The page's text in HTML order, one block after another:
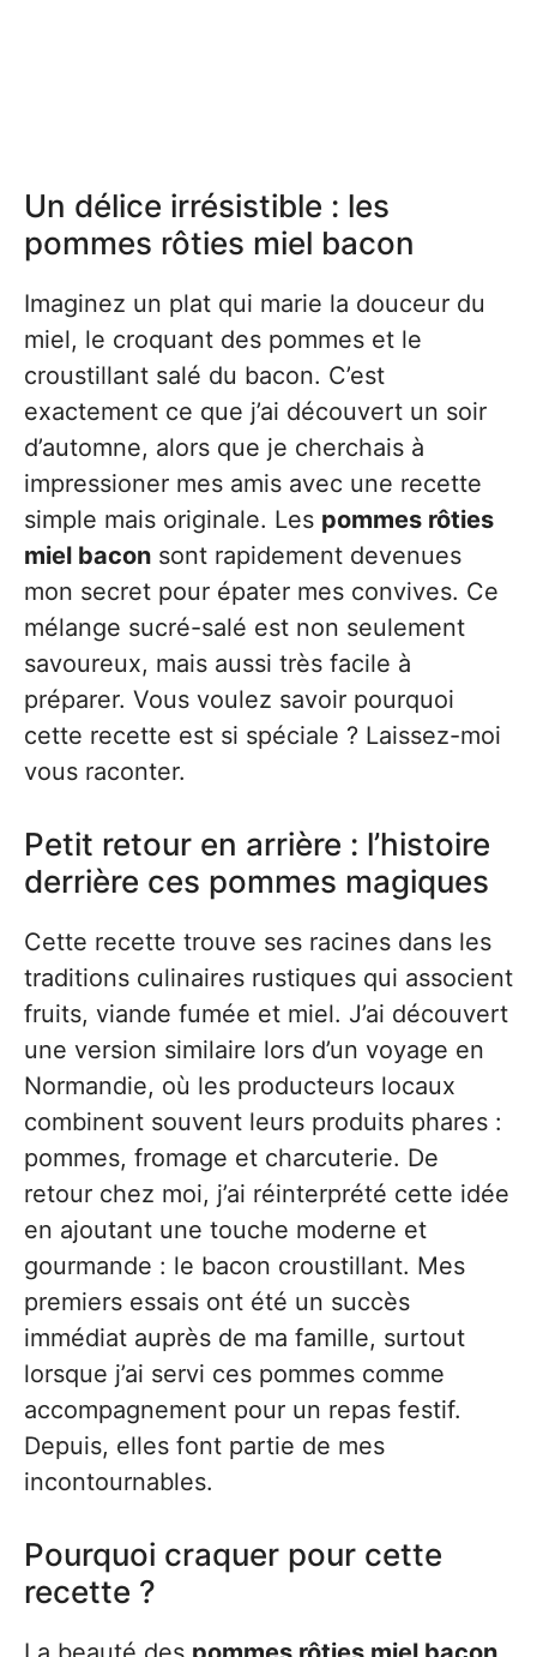
Un délice irrésistible : les
pommes rôties miel bacon
Imaginez un plat qui marie la douceur du
miel, le croquant des pommes et le
croustillant salé du bacon. C’est
exactement ce que j’ai découvert un soir
d’automne, alors que je cherchais à
impressioner mes amis avec une recette
simple mais originale. Les pommes rôties
miel bacon sont rapidement devenues
mon secret pour épater mes convives. Ce
mélange sucré-salé est non seulement
savoureux, mais aussi très facile à
préparer. Vous voulez savoir pourquoi
cette recette est si spéciale ? Laissez-moi
vous raconter.
Petit retour en arrière : l’histoire
derrière ces pommes magiques
Cette recette trouve ses racines dans les
traditions culinaires rustiques qui associent
fruits, viande fumée et miel. J’ai découvert
une version similaire lors d’un voyage en
Normandie, où les producteurs locaux
combinent souvent leurs produits phares :
pommes, fromage et charcuterie. De
retour chez moi, j’ai réinterprété cette idée
en ajoutant une touche moderne et
gourmande : le bacon croustillant. Mes
premiers essais ont été un succès
immédiat auprès de ma famille, surtout
lorsque j’ai servi ces pommes comme
accompagnement pour un repas festif.
Depuis, elles font partie de mes
incontournables.
Pourquoi craquer pour cette
recette ?